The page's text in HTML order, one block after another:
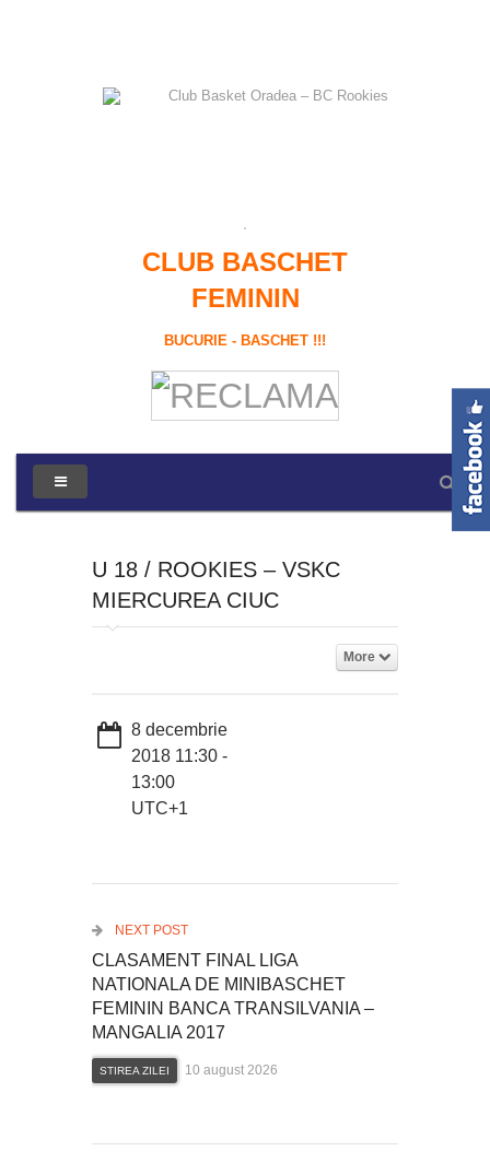
CLUB BASCHET
FEMININ
BUCURIE - BASCHET !!!
U 18 / ROOKIES – VSKC
MIERCUREA CIUC
More
8 decembrie
2018 11:30 -
13:00
UTC+1
NEXT POST
CLASAMENT FINAL LIGA
NATIONALA DE MINIBASCHET
FEMININ BANCA TRANSILVANIA –
MANGALIA 2017
STIREA ZILEI 10 august 2026